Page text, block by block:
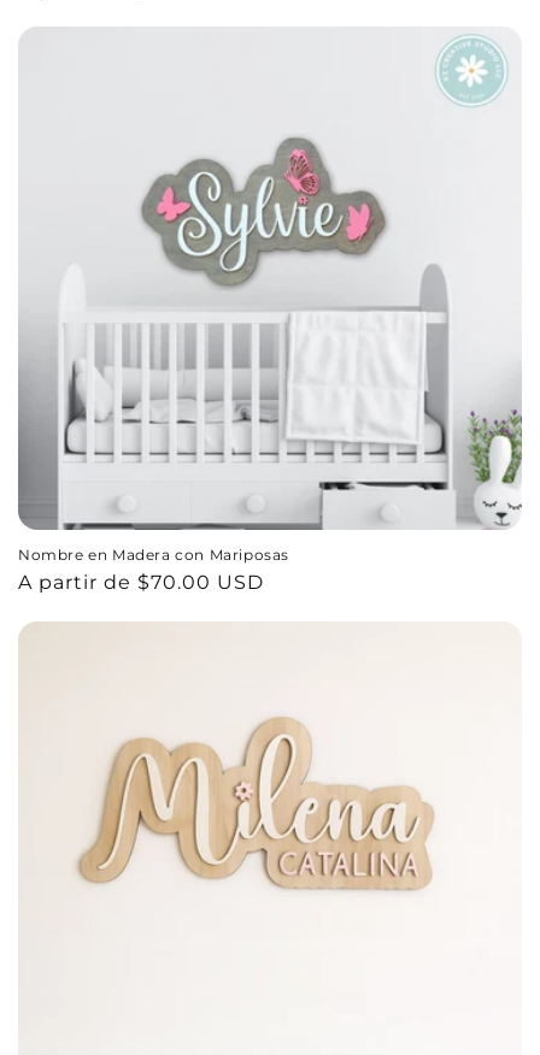
Nombre en Madera con Mariposas
Precio
A partir de $70.00 USD